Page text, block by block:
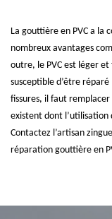
La gouttière en PVC a la
nombreux avantages
outre, le PVC est léger et
susceptible d’être
fissures, il faut
existent dont l’utilisation
Contactez l’artisan
réparation gouttière en